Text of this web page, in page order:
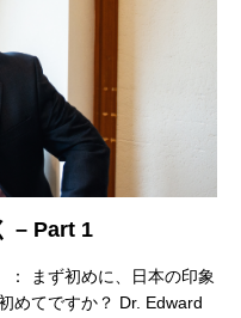
– Part 1
： まず初めに、日本の印象
めてですか？ Dr. Edward